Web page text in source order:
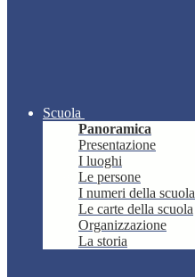
Scuola
Panoramica
Presentazione
I luoghi
Le persone
I numeri della scuola
Le carte della scuola
Organizzazione
La storia